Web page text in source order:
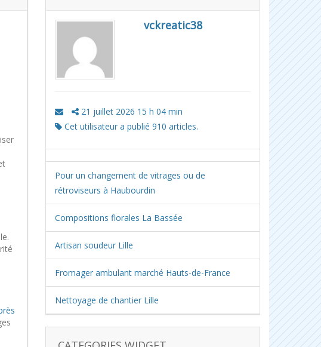
vckreatic38
21 juillet 2026 15 h 04 min
Cet utilisateur a publié 910 articles.
Pour un changement de vitrages ou de
rétroviseurs à Haubourdin
Compositions florales La Bassée
Artisan soudeur Lille
Fromager ambulant marché Hauts-de-France
Nettoyage de chantier Lille